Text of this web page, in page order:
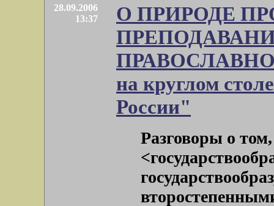
28.09.2006
13:37
О ПРИРОДЕ
на круглом
России"
Разговоры о